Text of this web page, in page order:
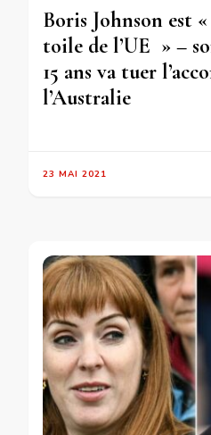
Boris Johnson est
toile de l’UE » –
15 ans va tuer
l’Australie
23 MAI 2021